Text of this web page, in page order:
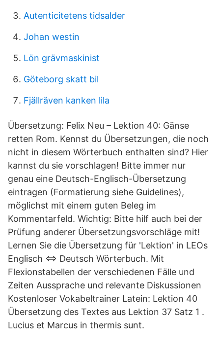
Autenticitetens tidsalder
Johan westin
Lön grävmaskinist
Göteborg skatt bil
Fjällräven kanken lila
Übersetzung: Felix Neu – Lektion 40: Gänse
retten Rom. Kennst du Übersetzungen, die noch
nicht in diesem Wörterbuch enthalten sind? Hier
kannst du sie vorschlagen! Bitte immer nur
genau eine Deutsch-Englisch-Übersetzung
eintragen (Formatierung siehe Guidelines),
möglichst mit einem guten Beleg im
Kommentarfeld. Wichtig: Bitte hilf auch bei der
Prüfung anderer Übersetzungsvorschläge mit!
Lernen Sie die Übersetzung für 'Lektion' in LEOs
Englisch ⇔ Deutsch Wörterbuch. Mit
Flexionstabellen der verschiedenen Fälle und
Zeiten Aussprache und relevante Diskussionen
Kostenloser Vokabeltrainer Latein: Lektion 40
Übersetzung des Textes aus Lektion 37 Satz 1 .
Lucius et Marcus in thermis sunt.